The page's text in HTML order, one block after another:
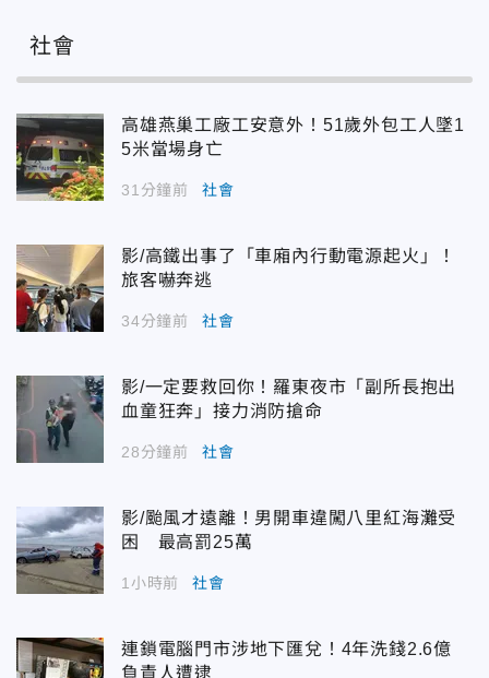
社會
高雄燕巢工廠工安意外！51歲外包工人墜1
5米當場身亡
31分鐘前 社會
影/高鐵出事了「車廂內行動電源起火」！
旅客嚇奔逃
34分鐘前 社會
影/一定要救回你！羅東夜市「副所長抱出
血童狂奔」接力消防搶命
28分鐘前 社會
影/颱風才遠離！男開車違闖八里紅海灘受
困 最高罰25萬
1小時前 社會
連鎖電腦門市涉地下匯兌！4年洗錢2.6億
負責人遭逮